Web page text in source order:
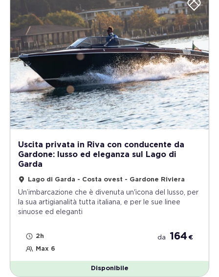
Uscita privata in Riva con conducente da
Gardone: lusso ed eleganza sul Lago di
Garda
Lago di Garda - Costa ovest - Gardone Riviera
Un’imbarcazione che è divenuta un'icona del lusso, per
la sua artigianalità tutta italiana, e per le sue linee
sinuose ed eleganti
2h
Max 6
da 164 €
Disponibile